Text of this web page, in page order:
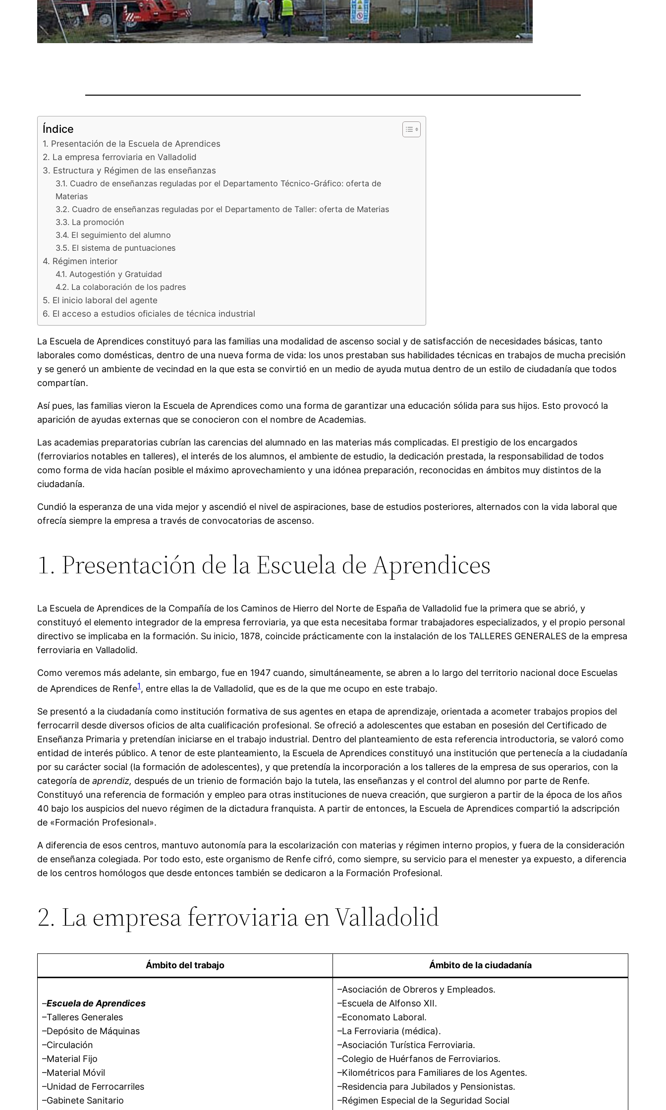
Índice
1. Presentación de la Escuela de Aprendices
2. La empresa ferroviaria en Valladolid
3. Estructura y Régimen de las enseñanzas
3.1. Cuadro de enseñanzas reguladas por el Departamento Técnico-Gráfico: oferta de
Materias
3.2. Cuadro de enseñanzas reguladas por el Departamento de Taller: oferta de Materias
3.3. La promoción
3.4. El seguimiento del alumno
3.5. El sistema de puntuaciones
4. Régimen interior
4.1. Autogestión y Gratuidad
4.2. La colaboración de los padres
5. El inicio laboral del agente
6. El acceso a estudios oficiales de técnica industrial
La Escuela de Aprendices constituyó para las familias una modalidad de ascenso social y de satisfacción de necesidades básicas, tanto
laborales como domésticas, dentro de una nueva forma de vida: los unos prestaban sus habilidades técnicas en trabajos de mucha precisión
y se generó un ambiente de vecindad en la que esta se convirtió en un medio de ayuda mutua dentro de un estilo de ciudadanía que todos
compartían.
Así pues, las familias vieron la Escuela de Aprendices como una forma de garantizar una educación sólida para sus hijos. Esto provocó la
aparición de ayudas externas que se conocieron con el nombre de Academias.
Las academias preparatorias cubrían las carencias del alumnado en las materias más complicadas. El prestigio de los encargados
(ferroviarios notables en talleres), el interés de los alumnos, el ambiente de estudio, la dedicación prestada, la responsabilidad de todos
como forma de vida hacían posible el máximo aprovechamiento y una idónea preparación, reconocidas en ámbitos muy distintos de la
ciudadanía.
Cundió la esperanza de una vida mejor y ascendió el nivel de aspiraciones, base de estudios posteriores, alternados con la vida laboral que
ofrecía siempre la empresa a través de convocatorias de ascenso.
1. Presentación de la Escuela de Aprendices
La Escuela de Aprendices de la Compañía de los Caminos de Hierro del Norte de España de Valladolid fue la primera que se abrió, y
constituyó el elemento integrador de la empresa ferroviaria, ya que esta necesitaba formar trabajadores especializados, y el propio personal
directivo se implicaba en la formación. Su inicio, 1878, coincide prácticamente con la instalación de los TALLERES GENERALES de la empresa
ferroviaria en Valladolid.
Como veremos más adelante, sin embargo, fue en 1947 cuando, simultáneamente, se abren a lo largo del territorio nacional doce Escuelas
de Aprendices de Renfe1, entre ellas la de Valladolid, que es de la que me ocupo en este trabajo.
Se presentó a la ciudadanía como institución formativa de sus agentes en etapa de aprendizaje, orientada a acometer trabajos propios del
ferrocarril desde diversos oficios de alta cualificación profesional. Se ofreció a adolescentes que estaban en posesión del Certificado de
Enseñanza Primaria y pretendían iniciarse en el trabajo industrial. Dentro del planteamiento de esta referencia introductoria, se valoró como
entidad de interés público. A tenor de este planteamiento, la Escuela de Aprendices constituyó una institución que pertenecía a la ciudadanía
por su carácter social (la formación de adolescentes), y que pretendía la incorporación a los talleres de la empresa de sus operarios, con la
categoría deaprendiz, después de un trienio de formación bajo la tutela, las enseñanzas y el control del alumno por parte de Renfe.
Constituyó una referencia de formación y empleo para otras instituciones de nueva creación, que surgieron a partir de la época de los años
40 bajo los auspicios del nuevo régimen de la dictadura franquista. A partir de entonces, la Escuela de Aprendices compartió la adscripción
de «Formación Profesional».
A diferencia de esos centros, mantuvo autonomía para la escolarización con materias y régimen interno propios, y fuera de la consideración
de enseñanza colegiada. Por todo esto, este organismo de Renfe cifró, como siempre, su servicio para el menester ya expuesto, a diferencia
de los centros homólogos que desde entonces también se dedicaron a la Formación Profesional.
2. La empresa ferroviaria en Valladolid
Ámbito del trabajo Ámbito de la ciudadanía
–Escuela de Aprendices
–Talleres Generales
–Depósito de Máquinas
–Circulación
–Material Fijo
–Material Móvil
–Unidad de Ferrocarriles
–Gabinete Sanitario
–Asociación de Obreros y Empleados.
–Escuela de Alfonso XII.
–Economato Laboral.
–La Ferroviaria (médica).
–Asociación Turística Ferroviaria.
–Colegio de Huérfanos de Ferroviarios.
–Kilométricos para Familiares de los Agentes.
–Residencia para Jubilados y Pensionistas.
–Régimen Especial de la Seguridad Social